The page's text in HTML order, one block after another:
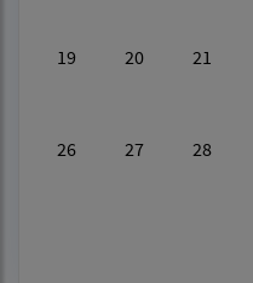
19 20 21
26 27 28